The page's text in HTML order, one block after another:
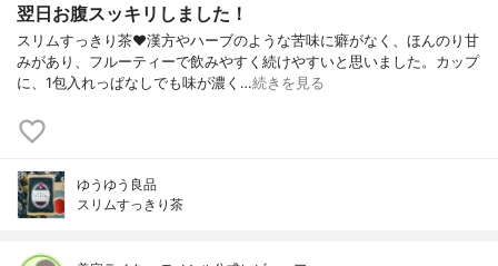
翌日お腹スッキリしました！
スリムすっきり茶♥漢方やハーブのような苦味に癖がなく、ほんのり甘
みがあり、フルーティーで飲みやすく続けやすいと思いました。カップ
に、1包入れっぱなしでも味が濃く…続きを見る
ゆうゆう良品
スリムすっきり茶